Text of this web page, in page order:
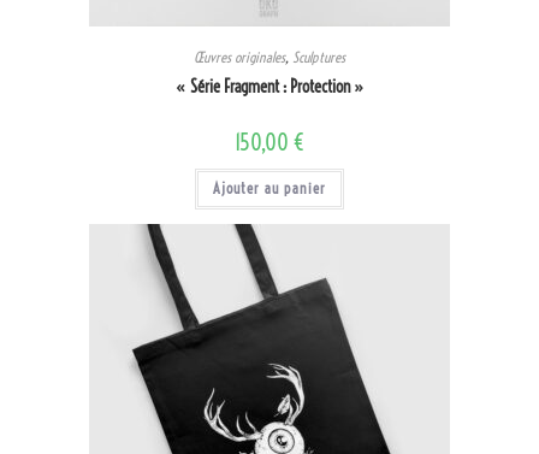
Œuvres originales, Sculptures
« Série Fragment : Protection »
150,00 €
Ajouter au panier